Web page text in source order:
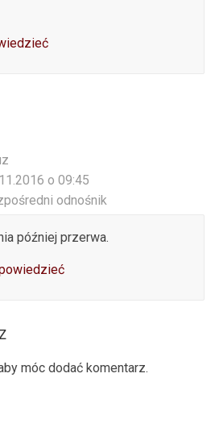
o 09:45
odnośnik
później przerwa.
móc dodać komentarz.